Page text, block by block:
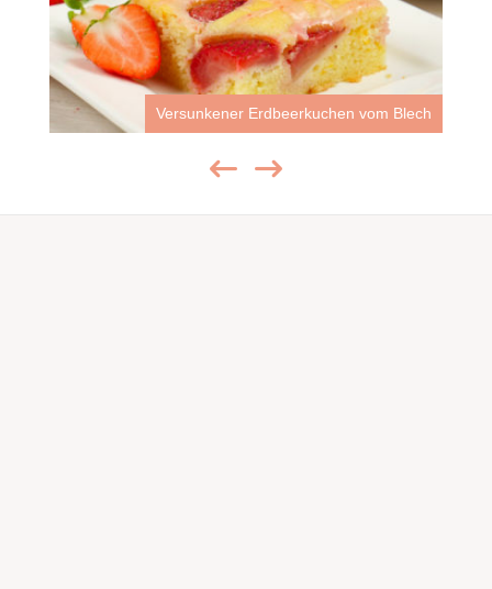
Versunkener Erdbeerkuchen vom Blech